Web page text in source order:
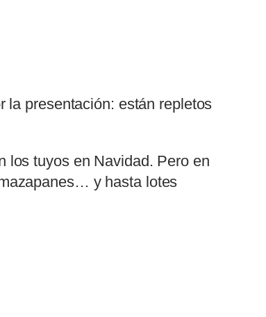
la presentación: están repletos
los tuyos en Navidad. Pero en
y hasta lotes